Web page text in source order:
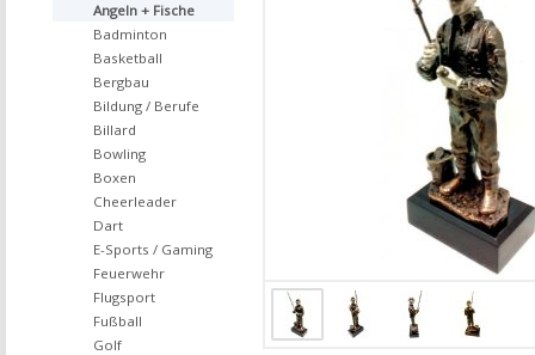
Angeln + Fische
Badminton
Basketball
Bergbau
Bildung / Berufe
Billard
Bowling
Boxen
Cheerleader
Dart
E-Sports / Gaming
Feuerwehr
Flugsport
Fußball
Golf